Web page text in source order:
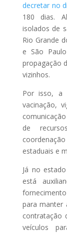
decretar no
180 dias.
isolados de
Rio Grande
e São
propagação
vizinhos.
Por isso, a
vacinação,
de
estaduais e
Já no
está
para manter
contratação
veículos